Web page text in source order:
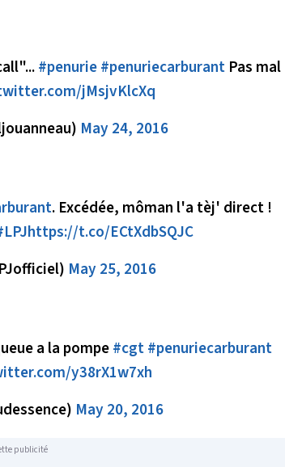
#penurie#penuriecarburantPas mal
jMsjvKlcXq
May 24, 2016
. Excédée, môman l'a tèj' direct !
https://t.co/ECtXdbSQJC
May 25, 2016
a la pompe#cgt#penuriecarburant
y38rX1w7xh
May 20, 2016
publicité